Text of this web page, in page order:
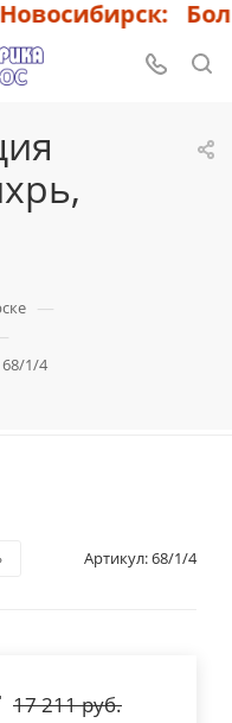
—
1/4
Артикул:68/1/4
17 211руб.